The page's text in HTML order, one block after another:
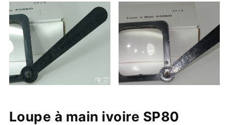
Loupe à main ivoire SP80